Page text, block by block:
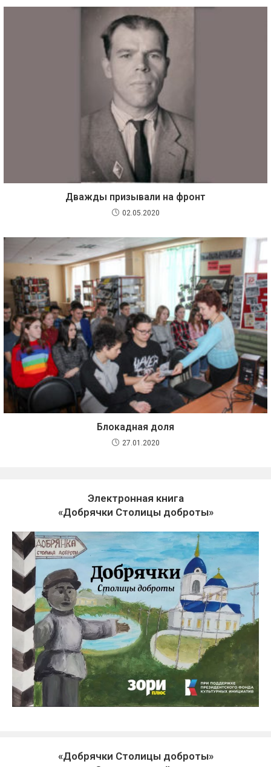
Дважды призывали на фронт
02.05.2020
Блокадная доля
27.01.2020
Электронная книга
«Добрячки Столицы доброты»
«Добрячки Столицы доброты»